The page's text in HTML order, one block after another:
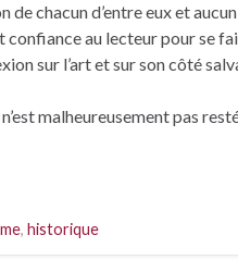
de chacun d’entre eux et
au lecteur pour se
sur l’art et sur son côté
malheureusement pas
, historique